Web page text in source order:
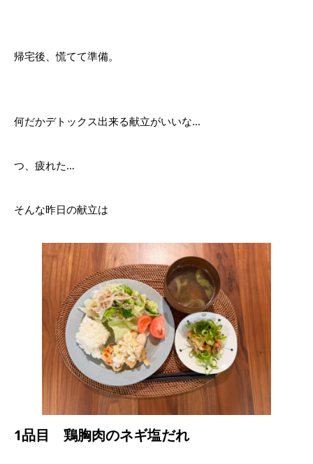
帰宅後、慌てて準備。
何だかデトックス出来る献立がいいな…
つ、疲れた…
そんな昨日の献立は
1品目 鶏胸肉のネギ塩だれ